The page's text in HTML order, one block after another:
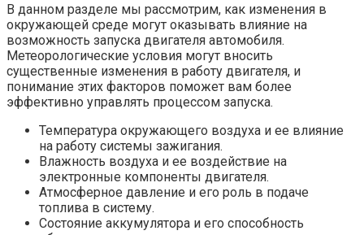
В данном разделе мы рассмотрим, как изменения в
окружающей среде могут оказывать влияние на
возможность запуска двигателя автомобиля.
Метеорологические условия могут вносить
существенные изменения в работу двигателя, и
понимание этих факторов поможет вам более
эффективно управлять процессом запуска.
Температура окружающего воздуха и ее влияние
на работу системы зажигания.
Влажность воздуха и ее воздействие на
электронные компоненты двигателя.
Атмосферное давление и его роль в подаче
топлива в систему.
Состояние аккумулятора и его способность